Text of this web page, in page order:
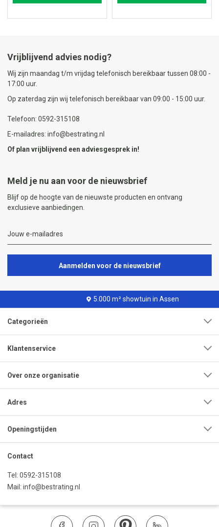
Vrijblijvend advies nodig?
Wij zijn maandag t/m vrijdag telefonisch bereikbaar tussen 08:00 -
17:00 uur.
Op zaterdag zijn wij telefonisch bereikbaar van 09:00 - 15:00 uur.
Telefoon: 0592-315108
E-mailadres: info@bestrating.nl
Of plan vrijblijvend een adviesgesprek in!
Meld je nu aan voor de nieuwsbrief
Blijf op de hoogte van de nieuwste producten en ontvang
exclusieve aanbiedingen.
Aanmelden voor de nieuwsbrief
5.000 m² showtuin in Assen
Categorieën
Klantenservice
Over onze organisatie
Adres
Openingstijden
Contact
Tel: 0592-315108
Mail: info@bestrating.nl